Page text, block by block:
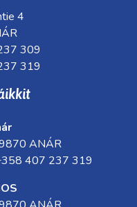
4
309
319
ANÁR
407 237 319